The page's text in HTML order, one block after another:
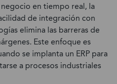
en tiempo real, la
de integración con
elimina las barreras de
Este enfoque es
se implanta un ERP para
a procesos industriales